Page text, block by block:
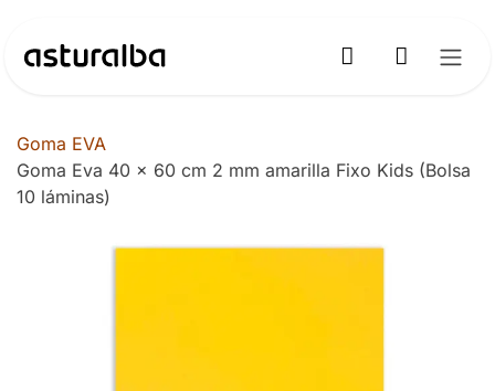
Goma EVA
Goma Eva 40 x 60 cm 2 mm amarilla Fixo Kids (Bolsa
10 láminas)